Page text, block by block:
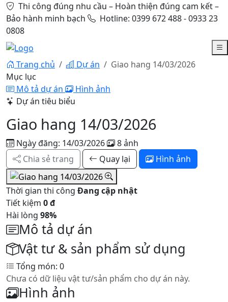
Thi công đúng nhu cầu – Hoàn thiện đúng cam kết –
Bảo hành minh bạch
Hotline: 0399 672 488 - 0933 23
0808
Trang chủ Dự án
Giao hang 14/03/2026
Mục lục
Mô tả dự án
Hình ảnh
Dự án tiêu biểu
Giao hang 14/03/2026
Ngày đăng: 14/03/2026
8 ảnh
Chia sẻ trang
Quay lại Hình ảnh
Thời gian thi công Đang cập nhật
Tiết kiệm 0 đ
Hài lòng 98%
Mô tả dự án
Vật tư & sản phẩm sử dụng
Tổng món: 0
Chưa có dữ liệu vật tư/sản phẩm cho dự án này.
Hình ảnh